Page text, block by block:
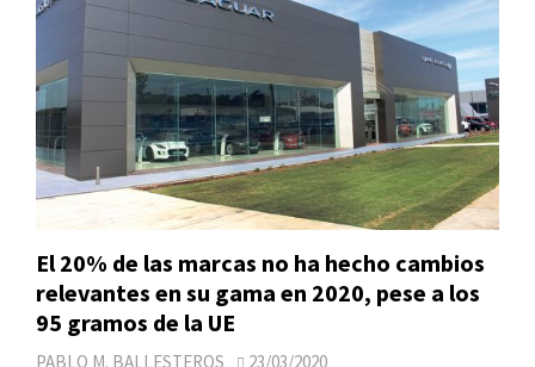
El 20% de las marcas no ha hecho cambios
relevantes en su gama en 2020, pese a los
95 gramos de la UE
PABLO M. BALLESTEROS 23/03/2020